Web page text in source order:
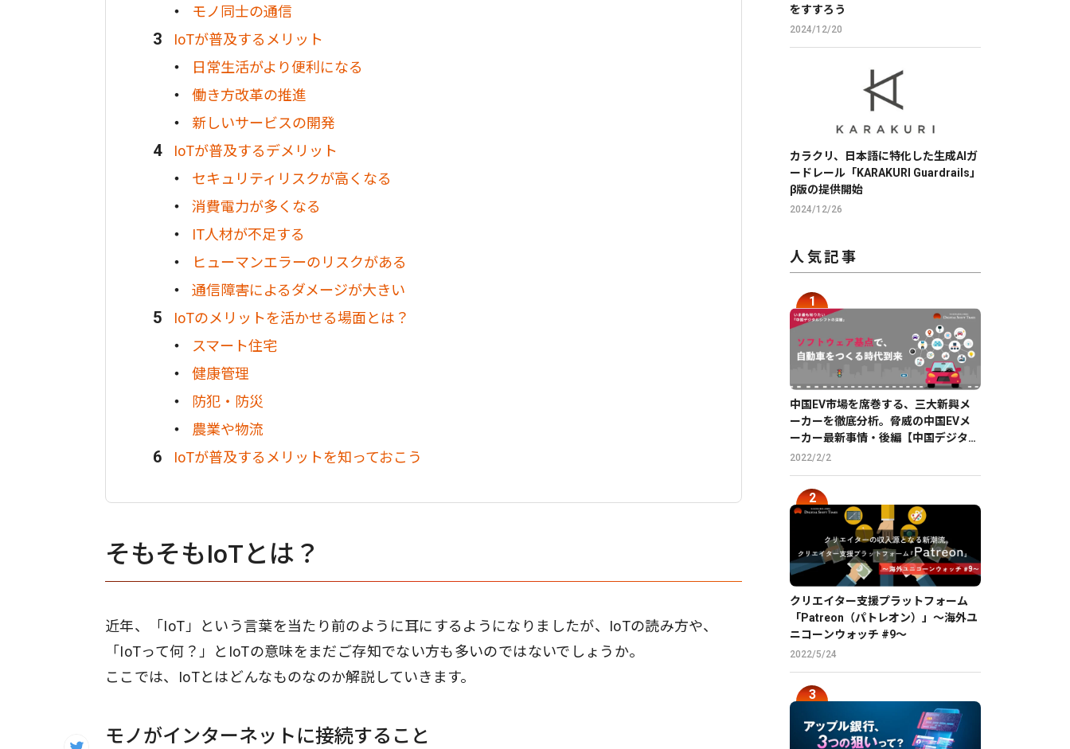
モノ同士の通信
IoTが普及するメリット
日常生活がより便利になる
働き方改革の推進
新しいサービスの開発
IoTが普及するデメリット
セキュリティリスクが高くなる
消費電力が多くなる
IT人材が不足する
ヒューマンエラーのリスクがある
通信障害によるダメージが大きい
IoTのメリットを活かせる場面とは？
スマート住宅
健康管理
防犯・防災
農業や物流
IoTが普及するメリットを知っておこう
そもそもIoTとは？
近年、「IoT」という言葉を当たり前のように耳にするようになりましたが、IoTの読み方や、
「IoTって何？」とIoTの意味をまだご存知でない方も多いのではないでしょうか。
ここでは、IoTとはどんなものなのか解説していきます。
モノがインターネットに接続すること
をすすろう
2024/12/20
カラクリ、日本語に特化した生成AIガ
ードレール「KARAKURI Guardrails」
β版の提供開始
2024/12/26
人気記事
中国EV市場を席巻する、三大新興メ
ーカーを徹底分析。脅威の中国EVメ
ーカー最新事情・後編【中国デジタル
企業最前線】
2022/2/2
クリエイター支援プラットフォーム
「Patreon（パトレオン）」〜海外ユ
ニコーンウォッチ #9〜
2022/5/24